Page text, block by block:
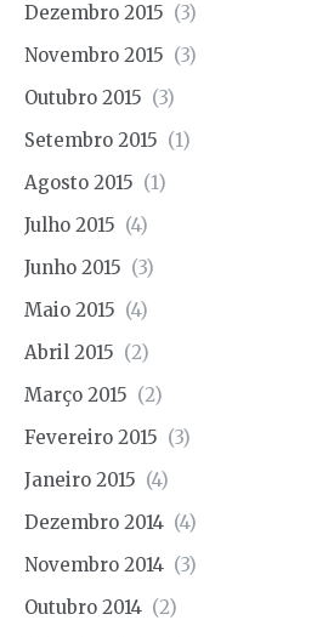
Dezembro 2015 (3)
Novembro 2015 (3)
Outubro 2015 (3)
Setembro 2015 (1)
Agosto 2015 (1)
Julho 2015 (4)
Junho 2015 (3)
Maio 2015 (4)
Abril 2015 (2)
Março 2015 (2)
Fevereiro 2015 (3)
Janeiro 2015 (4)
Dezembro 2014 (4)
Novembro 2014 (3)
Outubro 2014 (2)